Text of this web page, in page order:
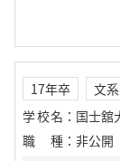
17年卒 文系
学校名 ： 国士舘
職種 ： 非公開